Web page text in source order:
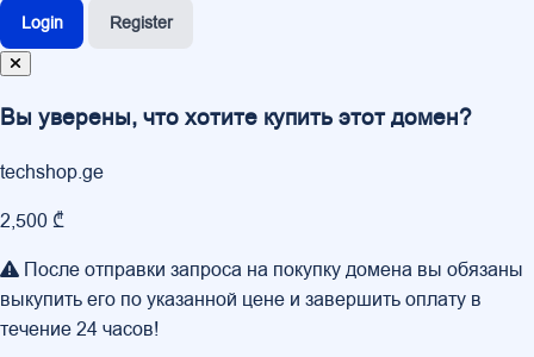
Login Register
Вы уверены, что хотите купить этот домен?
techshop.ge
2,500 ₾
После отправки запроса на покупку домена вы обязаны
выкупить его по указанной цене и завершить оплату в
течение 24 часов!